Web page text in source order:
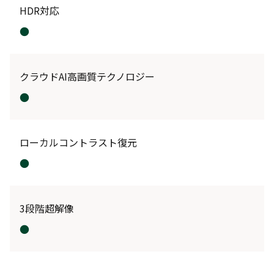
HDR対応
●
クラウドAI高画質テクノロジー
●
ローカルコントラスト復元
●
3段階超解像
●